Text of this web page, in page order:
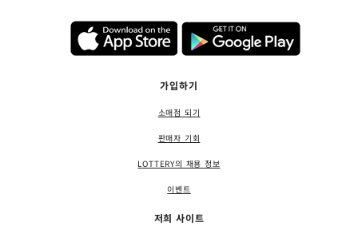
가입하기
소매점 되기
판매자 기회
LOTTERY의 채용 정보
이벤트
저희 사이트